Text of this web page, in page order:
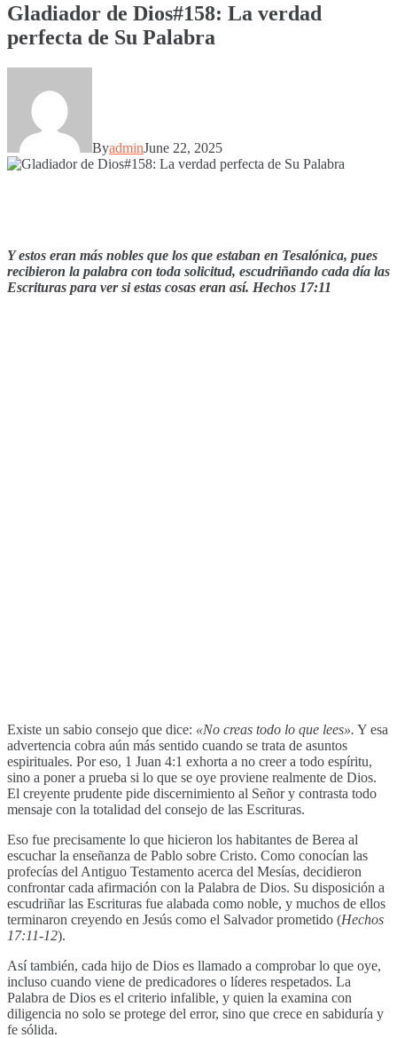
Gladiador de Dios#158: La verdad
perfecta de Su Palabra
ByadminJune 22, 2025
Y estos eran más nobles que los que estaban en Tesalónica, pues
recibieron la palabra con toda solicitud, escudriñando cada día las
Escrituras para ver si estas cosas eran así. Hechos 17:11
Existe un sabio consejo que dice: «No creas todo lo que lees». Y esa
advertencia cobra aún más sentido cuando se trata de asuntos
espirituales. Por eso, 1 Juan 4:1 exhorta a no creer a todo espíritu,
sino a poner a prueba si lo que se oye proviene realmente de Dios.
El creyente prudente pide discernimiento al Señor y contrasta todo
mensaje con la totalidad del consejo de las Escrituras.
Eso fue precisamente lo que hicieron los habitantes de Berea al
escuchar la enseñanza de Pablo sobre Cristo. Como conocían las
profecías del Antiguo Testamento acerca del Mesías, decidieron
confrontar cada afirmación con la Palabra de Dios. Su disposición a
escudriñar las Escrituras fue alabada como noble, y muchos de ellos
terminaron creyendo en Jesús como el Salvador prometido (Hechos
17:11-12).
Así también, cada hijo de Dios es llamado a comprobar lo que oye,
incluso cuando viene de predicadores o líderes respetados. La
Palabra de Dios es el criterio infalible, y quien la examina con
diligencia no solo se protege del error, sino que crece en sabiduría y
fe sólida.